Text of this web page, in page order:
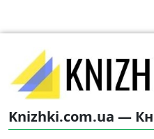
Knizhki.com.ua —